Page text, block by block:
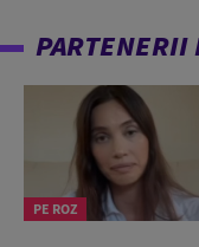
PARTENERII
PE ROZ